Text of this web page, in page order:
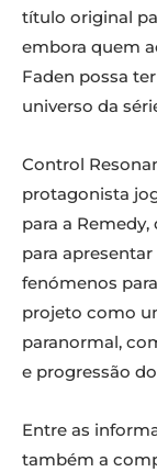
título original
embora quem
Faden possa
universo da
Control
protagonista
para a
para
fenómenos
projeto como
paranormal,
e progressão
Entre as
também a